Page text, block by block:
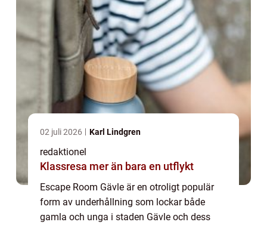
02 juli 2026 Karl Lindgren
redaktionel
Klassresa mer än bara en utflykt
Escape Room Gävle är en otroligt populär
form av underhållning som lockar både
gamla och unga i staden Gävle och dess